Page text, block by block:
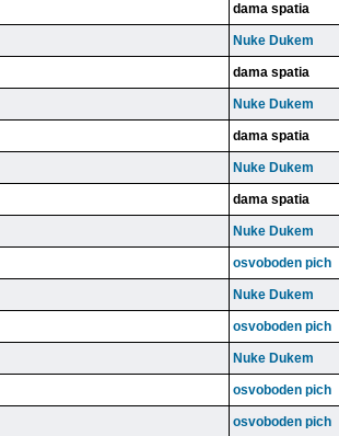
dama spatia
Nuke Dukem
dama spatia
Nuke Dukem
dama spatia
Nuke Dukem
dama spatia
Nuke Dukem
osvoboden pich
Nuke Dukem
osvoboden pich
Nuke Dukem
osvoboden pich
osvoboden pich